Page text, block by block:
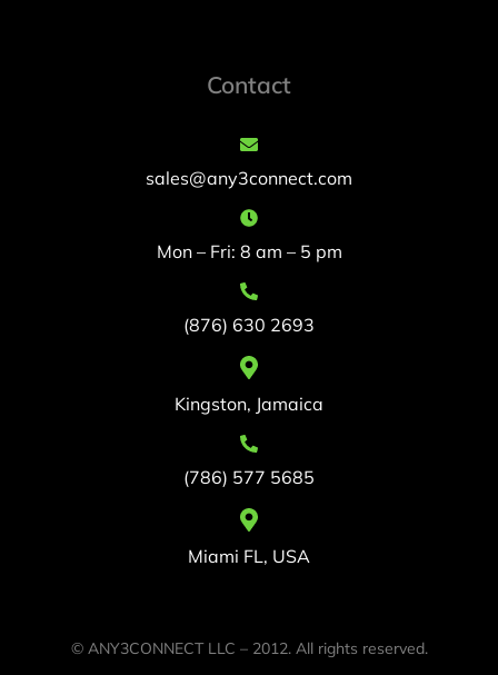
Contact
sales@any3connect.com
Mon – Fri: 8 am – 5 pm
(876) 630 2693
Kingston, Jamaica
(786) 577 5685
Miami FL, USA
© ANY3CONNECT LLC – 2012. All rights reserved.